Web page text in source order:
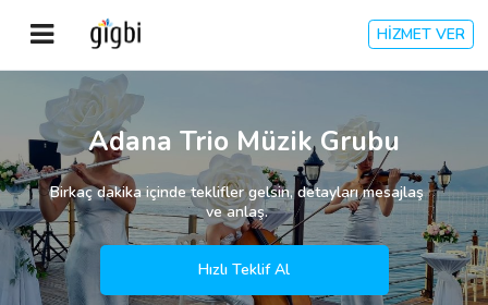
HİZMET VER
Anasayfa
Giriş Yap
Kayıt Ol
Kategoriler
Adana Trio Müzik Grubu
Birkaç dakika içinde teklifler gelsin, detayları mesajlaş
ve anlaş.
Hızlı Teklif Al